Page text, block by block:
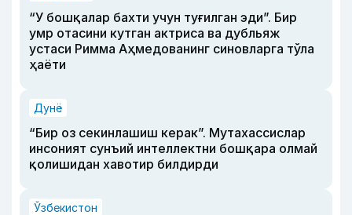
“У бошқалар бахти учун туғилган эди”. Бир
умр отасини кутган актриса ва дубльяж
устаси Римма Аҳмедованинг синовларга тўла
ҳаёти
Дунё
“Бир оз секинлашиш керак”. Мутахассислар
инсоният сунъий интеллектни бошқара олмай
қолишидан хавотир билдирди
Ўзбекистон